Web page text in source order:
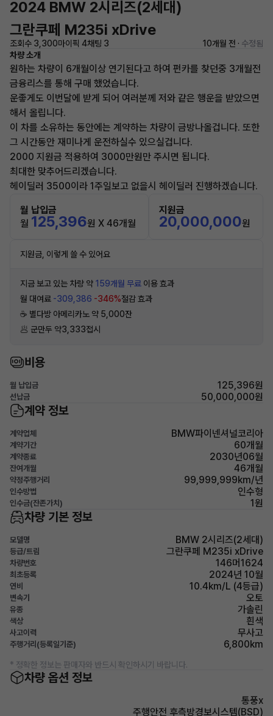
2024 BMW 2시리즈(2세대)
그란쿠페 M235i xDrive
조회수 3,300마이픽 4채팅 3 10개월 전 · 수정됨
차량 소개
원하는 차량이 6개월이상 연기된다고 하여 펀카를 찾던중 3개월전
금융리스를 통해 구매 했었습니다.
운좋게도 이번달에 받게 되어 여러분께 저와 같은 행운을 받았으면
해서 올립니다.
이 차를 소유하는 동안에는 계약하는 차량이 금방나올겁니다. 또한
그 시간동안 재미나게 운전하실수 있으실겁니다.
2000 지원금 적용하여 3000만원만 주시면 됩니다.
최대한 맞추어드리겠습니다.
헤이딜러 3500이라 1주일보고 없을시 헤이딜러 진행하겠습니다.
월 납입금
월 125,396원 X 46개월
지원금
20,000,000원
지원금, 이렇게 쓸 수 있어요
지금 보고 있는 차량 약 159개월 무료 이용 효과
월 대여료 -309,386 -346%절감 효과
☕️ 별다방 아메리카노 약 5,000잔
🥟 군만두 약3,333접시
비용
월 납입금 125,396원
선납금 50,000,000원
계약 정보
계약업체 BMW파이넨셔널코리아
계약기간 60개월
계약종료 2030년06월
잔여개월 46개월
약정주행거리 99,999,999km/년
인수방법 인수형
인수금(잔존가치) 1원
차량 기본 정보
모델명 BMW 2시리즈(2세대)
등급/트림 그란쿠페 M235i xDrive
차량번호 146머1624
최초등록 2024년 10월
연비 10.4km/L (4등급)
변속기 오토
유종 가솔린
색상 흰색
사고이력 무사고
주행거리(등록일기준) 6,800km
* 정확한 정보는 판매자와 반드시 확인하시기 바랍니다.
차량 옵션 정보
통풍x
주행안전 후측방경보시스템(BSD)